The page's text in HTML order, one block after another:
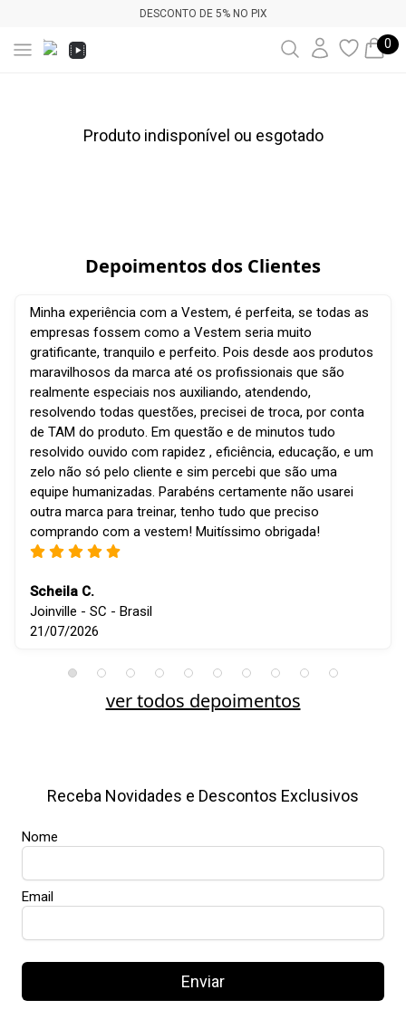
DESCONTO DE 5% NO PIX
0
Produto indisponível ou esgotado
Depoimentos dos Clientes
Minha experiência com a Vestem, é perfeita, se todas as
empresas fossem como a Vestem seria muito
gratificante, tranquilo e perfeito. Pois desde aos produtos
maravilhosos da marca até os profissionais que são
realmente especiais nos auxiliando, atendendo,
resolvendo todas questões, precisei de troca, por conta
de TAM do produto. Em questão e de minutos tudo
resolvido ouvido com rapidez , eficiência, educação, e um
zelo não só pelo cliente e sim percebi que são uma
equipe humanizadas. Parabéns certamente não usarei
outra marca para treinar, tenho tudo que preciso
comprando com a vestem! Muitíssimo obrigada!
Scheila C.
Joinville - SC - Brasil
21/07/2026
ver todos depoimentos
Receba Novidades e Descontos Exclusivos
Nome
Email
Enviar